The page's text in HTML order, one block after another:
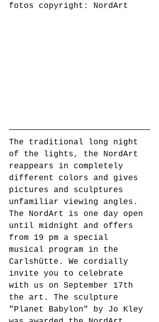
fotos copyright: NordArt
The traditional long night
of the lights, the NordArt
reappears in completely
different colors and gives
pictures and sculptures
unfamiliar viewing angles.
The NordArt is one day open
until midnight and offers
from 19 pm a special
musical program in the
Carlshütte. We cordially
invite you to celebrate
with us on September 17th
the art. The sculpture
"Planet Babylon" by Jo Kley